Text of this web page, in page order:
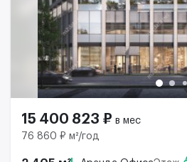
15 400 823 ₽ в мес
76 860 ₽ м²/год